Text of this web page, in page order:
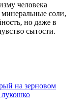
человека
соли,
но даже в
сытости.